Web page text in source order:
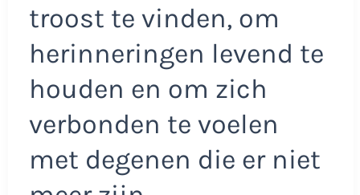
troost te vinden, om
herinneringen levend te
houden en om zich
verbonden te voelen
met degenen die er niet